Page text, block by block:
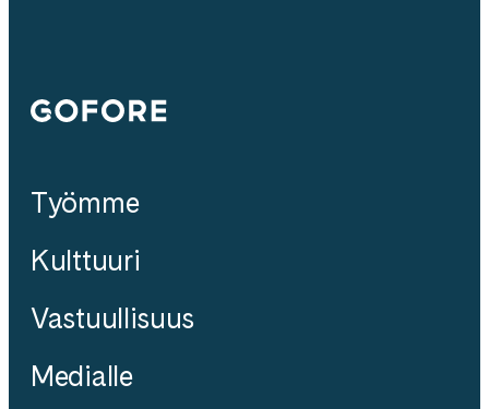
Gofore
Työmme
Kulttuuri
Vastuullisuus
Medialle